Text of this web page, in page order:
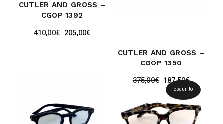
CUTLER AND GROSS –
CGOP 1392
410,00€ 205,00€
CUTLER AND GROSS –
CGOP 1350
375,00€ 187,50€
esaurito